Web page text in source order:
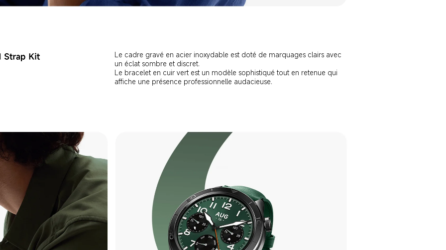
Le cadre gravé en acier inoxydable est doté de marquages clairs avec
un éclat sombre et discret.
Le bracelet en cuir vert est un modèle sophistiqué tout en retenue qui
affiche une présence professionnelle audacieuse.